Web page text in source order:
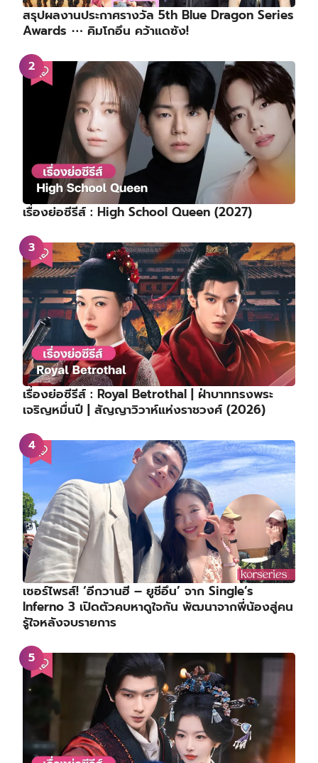
สรุปผลงานประกาศรางวัล 5th Blue Dragon Series
Awards ⋯ คิมโกอึน คว้าแดซัง!
เรื่องย่อซีรีส์ : High School Queen (2027)
เรื่องย่อซีรีส์ : Royal Betrothal | ฝ่าบาททรงพระ
เจริญหมื่นปี | สัญญาวิวาห์แห่งราชวงศ์ (2026)
เซอร์ไพรส์! ‘อีกวานฮี – ยูชีอึน’ จาก Single’s
Inferno 3 เปิดตัวคบหาดูใจกัน พัฒนาจากพี่น้องสู่คน
รู้ใจหลังจบรายการ